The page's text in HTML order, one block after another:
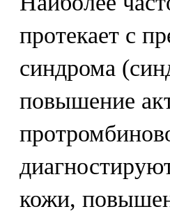
протекает с
синдрома
повышение
кожи,